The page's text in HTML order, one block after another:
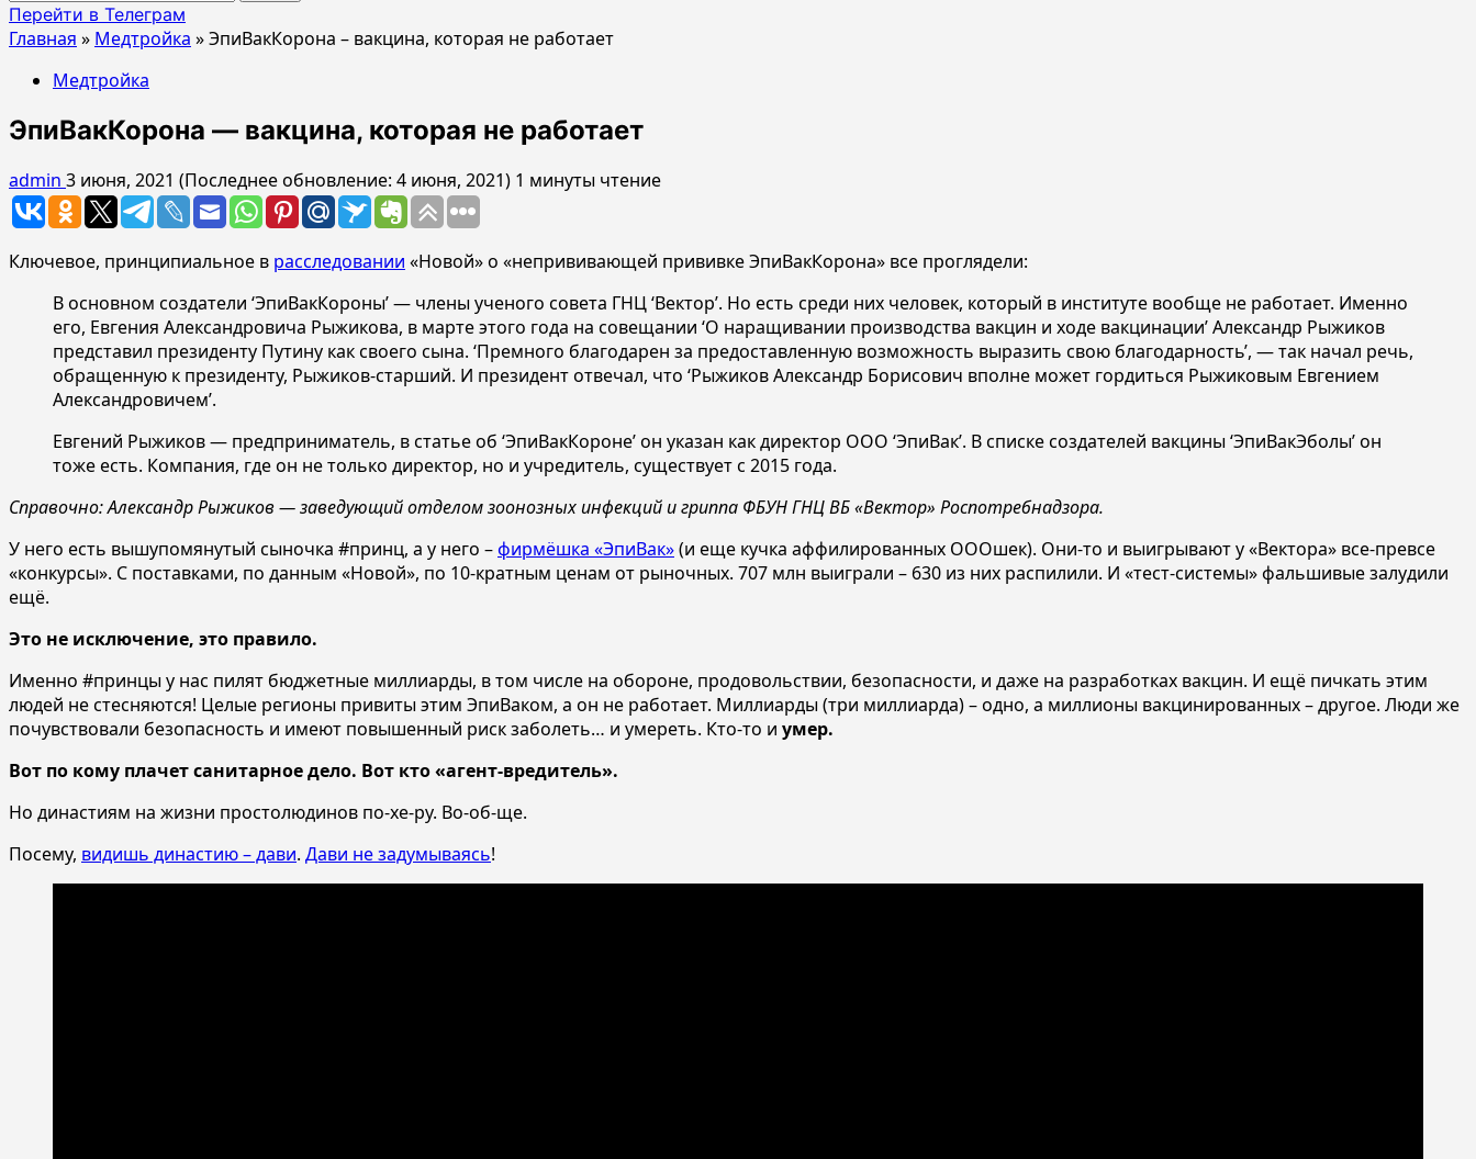
Перейти в Телеграм
Главная » Медтройка »ЭпиВакКорона – вакцина, которая не работает
Медтройка
ЭпиВакКорона — вакцина, которая не работает
admin 3 июня, 2021 (Последнее обновление: 4 июня, 2021) 1 минуты чтение
Ключевое, принципиальное в расследовании «Новой» о «непрививающей прививке ЭпиВакКорона» все проглядели:
В основном создатели ‘ЭпиВакКороны’ — члены ученого совета ГНЦ ‘Вектор’. Но есть среди них человек, который в институте вообще не работает. Именно
его, Евгения Александровича Рыжикова, в марте этого года на совещании ‘О наращивании производства вакцин и ходе вакцинации’ Александр Рыжиков
представил президенту Путину как своего сына. ‘Премного благодарен за предоставленную возможность выразить свою благодарность’, — так начал речь,
обращенную к президенту, Рыжиков-старший. И президент отвечал, что ‘Рыжиков Александр Борисович вполне может гордиться Рыжиковым Евгением
Александровичем’.
Евгений Рыжиков — предприниматель, в статье об ‘ЭпиВакКороне’ он указан как директор ООО ‘ЭпиВак’. В списке создателей вакцины ‘ЭпиВакЭболы’ он
тоже есть. Компания, где он не только директор, но и учредитель, существует с 2015 года.
Справочно: Александр Рыжиков — заведующий отделом зоонозных инфекций и гриппа ФБУН ГНЦ ВБ «Вектор» Роспотребнадзора.
У него есть вышупомянутый сыночка #принц, а у него –фирмёшка «ЭпиВак»(и еще кучка аффилированных ОООшек). Они-то и выигрывают у «Вектора» все-превсе
«конкурсы». С поставками, по данным «Новой», по 10-кратным ценам от рыночных. 707 млн выиграли – 630 из них распилили. И «тест-системы» фальшивые залудили
ещё.
Это не исключение, это правило.
Именно #принцы у нас пилят бюджетные миллиарды, в том числе на обороне, продовольствии, безопасности, и даже на разработках вакцин. И ещё пичкать этим
людей не стесняются! Целые регионы привиты этим ЭпиВаком, а он не работает. Миллиарды (три миллиарда) – одно, а миллионы вакцинированных – другое. Люди же
почувствовали безопасность и имеют повышенный риск заболеть… и умереть. Кто-то и умер.
Вот по кому плачет санитарное дело. Вот кто «агент-вредитель».
Но династиям на жизни простолюдинов по-хе-ру. Во-об-ще.
Посему, видишь династию – дави. Дави не задумываясь!